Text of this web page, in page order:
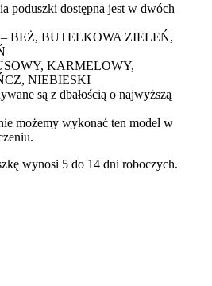
poduszki dostępna jest w dwóch
– BEŻ, BUTELKOWA ZIELEŃ,
KARMELOWY,
NIEBIESKI
są z dbałością o najwyższą
możemy wykonać ten model w
wynosi 5 do 14 dni roboczych.